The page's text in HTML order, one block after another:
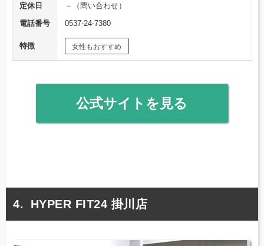
定休日
－（問い合わせ）
電話番号
0537-24-7380
特徴 女性もおすすめ
公式サイトを見る
HYPER FIT24 掛川店